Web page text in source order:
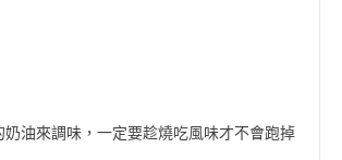
奶油來調味 ，一定要趁燒吃風味才不會跑掉